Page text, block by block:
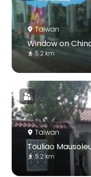
Taïwan
Window on
5.2 km
Taïwan
Touliao
5.2 km